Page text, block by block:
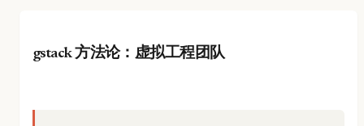
gstack 方法论：虚拟工程团队